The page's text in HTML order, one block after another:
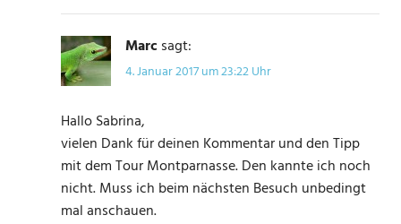
Marc sagt:
4. Januar 2017 um 23:22 Uhr
Hallo Sabrina,
vielen Dank für deinen Kommentar und den Tipp
mit dem Tour Montparnasse. Den kannte ich noch
nicht. Muss ich beim nächsten Besuch unbedingt
mal anschauen.